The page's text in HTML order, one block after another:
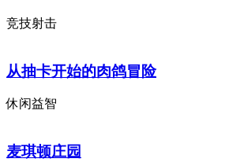
竞技射击
从抽卡开始的肉鸽冒险
休闲益智
麦琪顿庄园